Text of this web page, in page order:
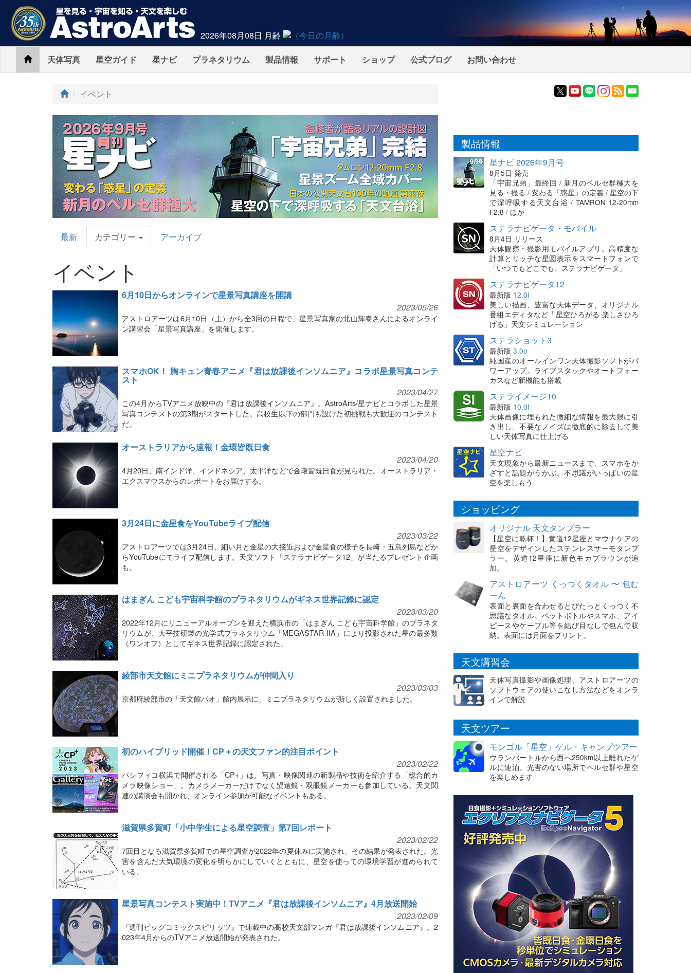
2026年08月08日 月齢
Home天体写真 星空ガイド 星ナビ プラネタリウム 製品情報 サポート ショップ 公式ブログ お問い合わせ
イベント
AstroArts
Topics
最新 カテゴリー アーカイブ
イベント
6月10日からオンラインで星景写真講座を開講
2023/05/26
アストロアーツは6月10日（土）から全3回の日程で、星景写真家の北山輝泰さんによるオンライ
ン講習会「星景写真講座」を開催します。
スマホOK！ 胸キュン青春アニメ『君は放課後インソムニア』コラボ星景写真コンテ
スト
2023/04/27
この4月からTVアニメ放映中の『君は放課後インソムニア』。AstroArts/星ナビとコラボした星景
写真コンテストの第3期がスタートした。高校生以下の部門も設けた初挑戦も大歓迎のコンテスト
だ。
オーストラリアから速報！金環皆既日食
2023/04/20
4月20日、南インド洋、インドネシア、太平洋などで金環皆既日食が見られた。オーストラリア・
エクスマウスからのレポートをお届けする。
3月24日に金星食をYouTubeライブ配信
2023/03/22
アストロアーツでは3月24日、細い月と金星の大接近および金星食の様子を長崎・五島列島などか
らYouTubeにてライブ配信します。天文ソフト「ステラナビゲータ12」が当たるプレゼント企画
も。
はまぎん こども宇宙科学館のプラネタリウムがギネス世界記録に認定
2023/03/20
2022年12月にリニューアルオープンを迎えた横浜市の「はまぎん こども宇宙科学館」のプラネタ
リウムが、大平技研製の光学式プラネタリウム「MEGASTAR-IIA」により投影された星の最多数
（ワンオフ）としてギネス世界記録に認定された。
綾部市天文館にミニプラネタリウムが仲間入り
2023/03/03
京都府綾部市の「天文館パオ」館内展示に、ミニプラネタリウムが新しく設置されました。
初のハイブリッド開催！CP＋の天文ファン的注目ポイント
2023/02/22
パシフィコ横浜で開催される「CP+」は、写真・映像関連の新製品や技術を紹介する「総合的カ
メラ映像ショー」。カメラメーカーだけでなく望遠鏡・双眼鏡メーカーも参加している。天文関
連の講演会も開かれ、オンライン参加が可能なイベントもある。
滋賀県多賀町「小中学生による星空調査」第7回レポート
2023/02/22
7回目となる滋賀県多賀町での星空調査が2022年の夏休みに実施され、その結果が発表された。光
害を含んだ大気環境の変化を明らかにしていくとともに、星空を使っての環境学習が進められて
いる。
星景写真コンテスト実施中！TVアニメ『君は放課後インソムニア』4月放送開始
2023/02/09
『週刊ビッグコミックスピリッツ』で連載中の高校天文部マンガ『君は放課後インソムニア』。2
023年4月からのTVアニメ放送開始が発表された。
製品情報
星ナビ 2026年9月号
8月5日 発売
「宇宙兄弟」最終回 / 新月のペルセ群極大を
見る・撮る / 変わる「惑星」の定義 / 星空の下
で深呼吸する天文台浴 / TAMRON 12-20mm
F2.8 / ほか
ステラナビゲータ・モバイル
8月4日 リリース
天体観察・撮影用モバイルアプリ。高精度な
計算とリッチな星図表示をスマートフォンで
「いつでもどこでも、ステラナビゲータ」
ステラナビゲータ12
最新版 12.0i
美しい描画、豊富な天体データ、オリジナル
番組エディタなど「星空ひろがる 楽しさひろ
げる」天文シミュレーション
ステラショット3
最新版 3.0o
純国産のオールインワン天体撮影ソフトがパ
ワーアップ。ライブスタックやオートフォー
カスなど新機能も搭載
ステライメージ10
最新版 10.0f
天体画像に埋もれた微細な情報を最大限に引
き出し、不要なノイズは徹底的に除去して美
しい天体写真に仕上げる
星空ナビ
天文現象から最新ニュースまで、スマホをか
ざすと話題がうかぶ。不思議がいっぱいの星
空を楽しもう
ショッピング
オリジナル 天文タンブラー
【星空に乾杯！】黄道12星座とマウナケアの
星空をデザインしたステンレスサーモタンブ
ラー。黄道12星座に新色モカブラウンが追
加。
アストロアーツ くっつくタオル 〜 包む
ーん
表面と裏面を合わせるとぴたっとくっつく不
思議なタオル。ペットボトルやスマホ、アイ
ピースやケーブル等を結び目なしで包んで収
納。表面には月面をプリント。
天文講習会
天体写真撮影や画像処理、アストロアーツの
ソフトウェアの使いこなし方法などをオンラ
インで解説
天文ツアー
モンゴル「星空」ゲル・キャンプツアー
ウランバートルから西へ250km以上離れたゲ
ルに連泊。光害のない場所でペルセ群や星空
を楽しめます